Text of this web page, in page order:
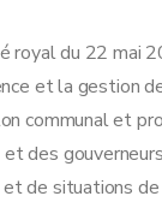
royal du 22 mai
et la gestion
communal et
des
de situations